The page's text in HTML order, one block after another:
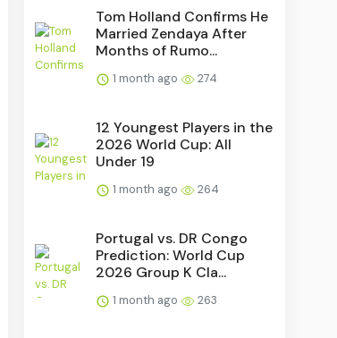
Tom Holland Confirms He
Married Zendaya After
Months of Rumo...
1 month ago 274
12 Youngest Players in the
2026 World Cup: All
Under 19
1 month ago 264
Portugal vs. DR Congo
Prediction: World Cup
2026 Group K Cla...
1 month ago 263